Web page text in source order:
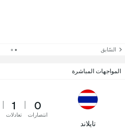
السّابق
المواجهات المباشرة
تايلاند
0
انتصارات
1
تعادلات